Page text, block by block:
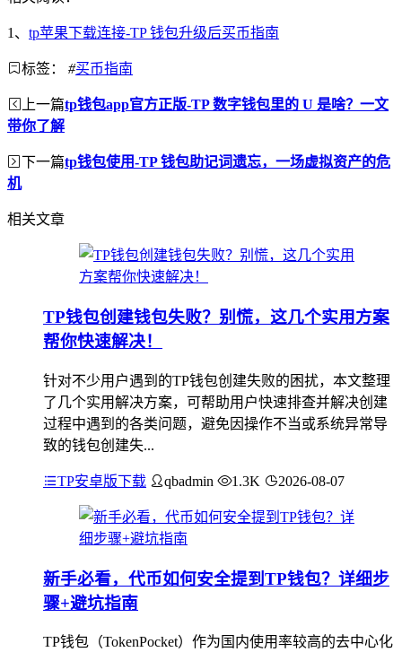
1、 tp苹果下载连接-TP 钱包升级后买币指南
标签： #买币指南
上一篇tp钱包app官方正版-TP 数字钱包里的 U 是啥？一文
带你了解
下一篇tp钱包使用-TP 钱包助记词遗忘，一场虚拟资产的危
机
相关文章
TP钱包创建钱包失败？别慌，这几个实用方案
帮你快速解决！
针对不少用户遇到的TP钱包创建失败的困扰，本文整理
了几个实用解决方案，可帮助用户快速排查并解决创建
过程中遇到的各类问题，避免因操作不当或系统异常导
致的钱包创建失...
TP安卓版下载 qbadmin 1.3K 2026-08-07
新手必看，代币如何安全提到TP钱包？详细步
骤+避坑指南
TP钱包（TokenPocket）作为国内使用率较高的去中心化